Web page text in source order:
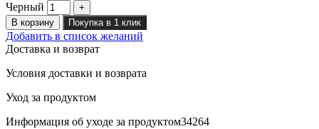
Черный
В корзину Покупка в 1 клик
Добавить в список желаний
Доставка и возврат
Условия доставки и возврата
Уход за продуктом
Информация об уходе за продуктом34264